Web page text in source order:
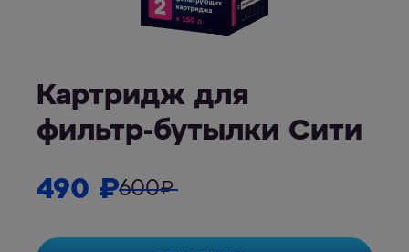
Картридж для
фильтр-бутылки Сити
490 ₽600₽